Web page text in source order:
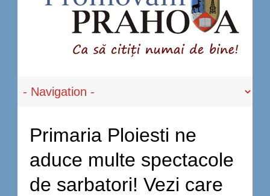
Primaria Ploiesti ne
aduce multe spectacole
de sarbatori! Vezi care